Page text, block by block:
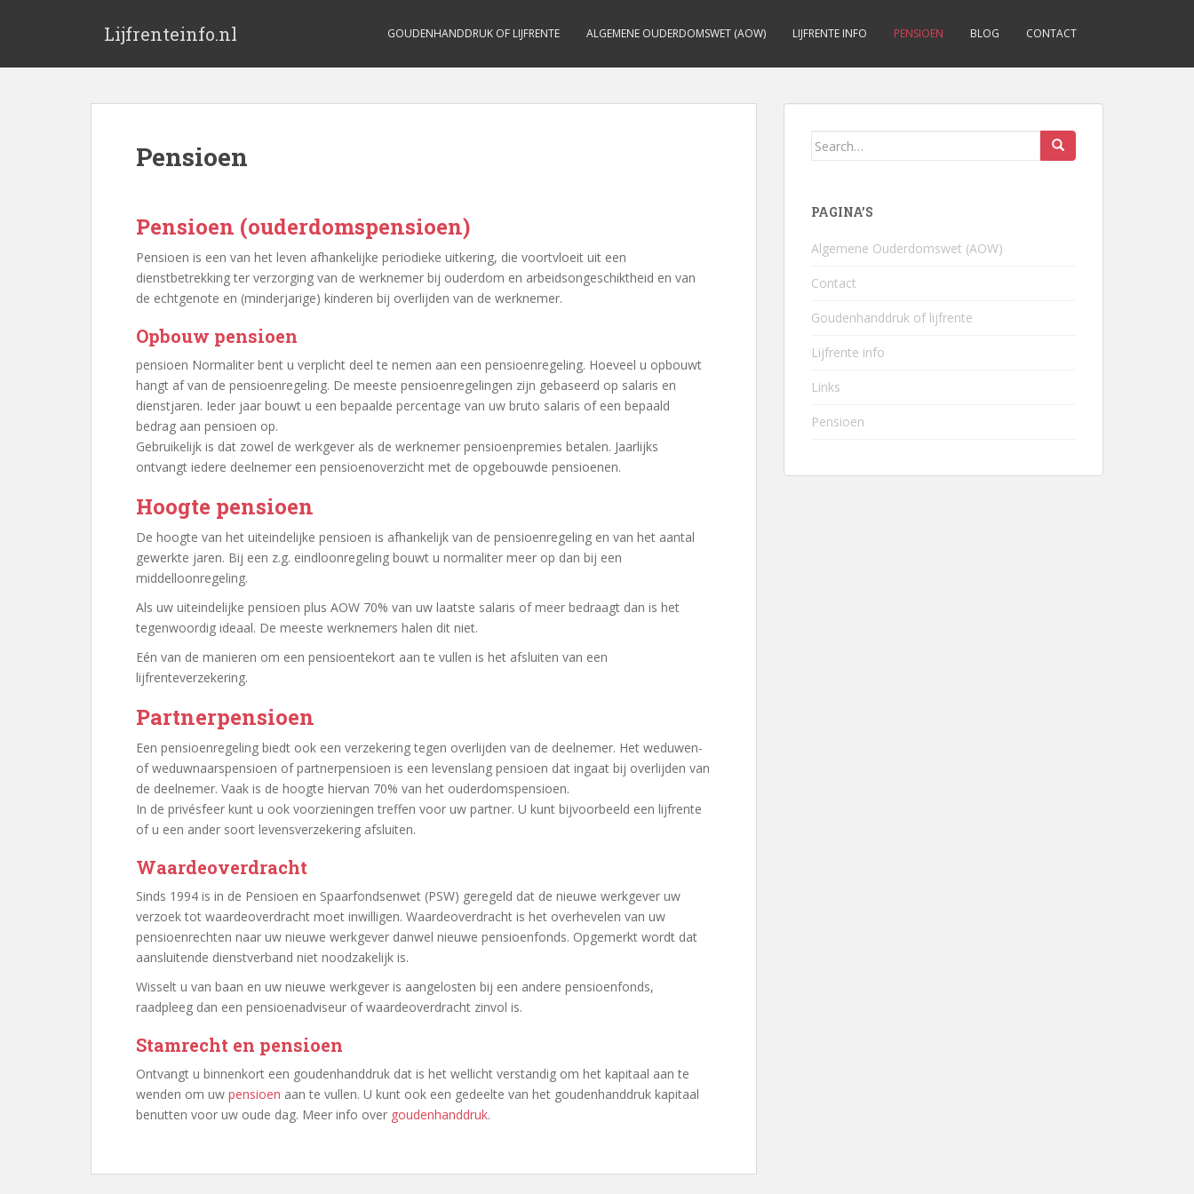
Lijfrenteinfo.nl GOUDENHANDDRUK OF LIJFRENTE ALGEMENE OUDERDOMSWET (AOW) LIJFRENTE INFO PENSIOEN BLOG CONTACT
Pensioen
Pensioen (ouderdomspensioen)
Pensioen is een van het leven afhankelijke periodieke uitkering, die voortvloeit uit een
dienstbetrekking ter verzorging van de werknemer bij ouderdom en arbeidsongeschiktheid en van
de echtgenote en (minderjarige) kinderen bij overlijden van de werknemer.
Opbouw pensioen
pensioen Normaliter bent u verplicht deel te nemen aan een pensioenregeling. Hoeveel u opbouwt
hangt af van de pensioenregeling. De meeste pensioenregelingen zijn gebaseerd op salaris en
dienstjaren. Ieder jaar bouwt u een bepaalde percentage van uw bruto salaris of een bepaald
bedrag aan pensioen op.
Gebruikelijk is dat zowel de werkgever als de werknemer pensioenpremies betalen. Jaarlijks
ontvangt iedere deelnemer een pensioenoverzicht met de opgebouwde pensioenen.
Hoogte pensioen
De hoogte van het uiteindelijke pensioen is afhankelijk van de pensioenregeling en van het aantal
gewerkte jaren. Bij een z.g. eindloonregeling bouwt u normaliter meer op dan bij een
middelloonregeling.
Als uw uiteindelijke pensioen plus AOW 70% van uw laatste salaris of meer bedraagt dan is het
tegenwoordig ideaal. De meeste werknemers halen dit niet.
Eén van de manieren om een pensioentekort aan te vullen is het afsluiten van een
lijfrenteverzekering.
Partnerpensioen
Een pensioenregeling biedt ook een verzekering tegen overlijden van de deelnemer. Het weduwen-
of weduwnaarspensioen of partnerpensioen is een levenslang pensioen dat ingaat bij overlijden van
de deelnemer. Vaak is de hoogte hiervan 70% van het ouderdomspensioen.
In de privésfeer kunt u ook voorzieningen treffen voor uw partner. U kunt bijvoorbeeld een lijfrente
of u een ander soort levensverzekering afsluiten.
Waardeoverdracht
Sinds 1994 is in de Pensioen en Spaarfondsenwet (PSW) geregeld dat de nieuwe werkgever uw
verzoek tot waardeoverdracht moet inwilligen. Waardeoverdracht is het overhevelen van uw
pensioenrechten naar uw nieuwe werkgever danwel nieuwe pensioenfonds. Opgemerkt wordt dat
aansluitende dienstverband niet noodzakelijk is.
Wisselt u van baan en uw nieuwe werkgever is aangelosten bij een andere pensioenfonds,
raadpleeg dan een pensioenadviseur of waardeoverdracht zinvol is.
Stamrecht en pensioen
Ontvangt u binnenkort een goudenhanddruk dat is het wellicht verstandig om het kapitaal aan te
wenden om uw pensioen aan te vullen. U kunt ook een gedeelte van het goudenhanddruk kapitaal
benutten voor uw oude dag. Meer info over goudenhanddruk.
Search
PAGINA’S
Algemene Ouderdomswet (AOW)
Contact
Goudenhanddruk of lijfrente
Lijfrente info
Links
Pensioen